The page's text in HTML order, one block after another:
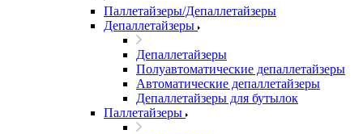
Паллетайзеры/Депаллетайзеры
Депаллетайзеры
Депаллетайзеры
Полуавтоматические депаллетайзеры
Автоматические депаллетайзеры
Депаллетайзеры для бутылок
Паллетайзеры